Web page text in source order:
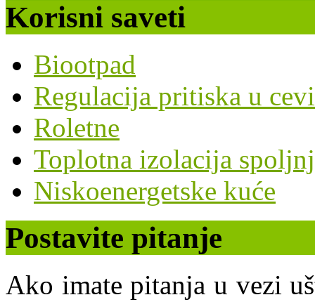
Korisni saveti
Biootpad
Regulacija pritiska u
Roletne
Toplotna izolacija
Niskoenergetske kuće
Postavite pitanje
Ako imate pitanja u vezi